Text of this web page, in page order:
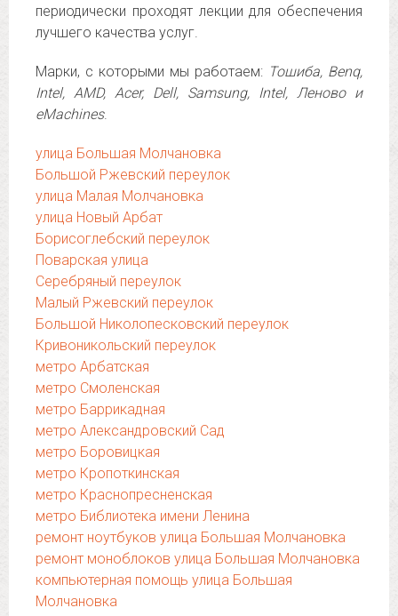
периодически проходят лекции для обеспечения
лучшего качества услуг.
Марки, с которыми мы работаем: Тошиба, Benq,
Intel, AMD, Acer, Dell, Samsung, Intel, Леново и
eMachines.
улица Большая Молчановка
Большой Ржевский переулок
улица Малая Молчановка
улица Новый Арбат
Борисоглебский переулок
Поварская улица
Серебряный переулок
Малый Ржевский переулок
Большой Николопесковский переулок
Кривоникольский переулок
метро Арбатская
метро Смоленская
метро Баррикадная
метро Александровский Сад
метро Боровицкая
метро Кропоткинская
метро Краснопресненская
метро Библиотека имени Ленина
ремонт ноутбуков улица Большая Молчановка
ремонт моноблоков улица Большая Молчановка
компьютерная помощь улица Большая
Молчановка